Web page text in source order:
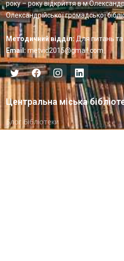
року – року відкриття в
Олександрійської громадської
Методичний відділ: Для питань та
Email: metvid2015@gmail.com
Центральна міська
Блог бібліотеки